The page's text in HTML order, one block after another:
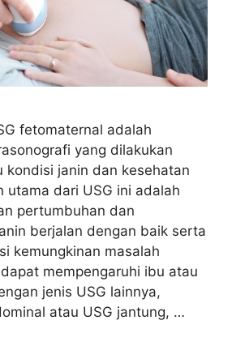
fetomaternal adalah
yang dilakukan
kondisi janin dan kesehatan
utama dari USG ini adalah
pertumbuhan dan
berjalan dengan baik serta
kemungkinan masalah
mempengaruhi ibu atau
jenis USG lainnya,
atau USG jantung, …